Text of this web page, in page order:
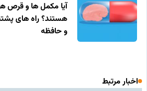
آیا مکمل‌ ها و قرص‌
هستند؟ راه‌ های
و حافظه
اخبار مرتبط